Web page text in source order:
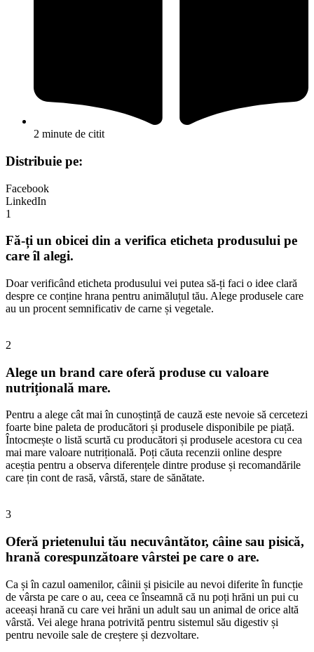
2 minute de citit
Distribuie pe:
Facebook
LinkedIn
1
Fă-ți un obicei din a verifica eticheta produsului pe
care îl alegi.
Doar verificând eticheta produsului vei putea să-ți faci o idee clară
despre ce conține hrana pentru animăluțul tău. Alege produsele care
au un procent semnificativ de carne și vegetale.
2
Alege un brand care oferă produse cu valoare
nutrițională mare.
Pentru a alege cât mai în cunoștință de cauză este nevoie să cercetezi
foarte bine paleta de producători și produsele disponibile pe piață.
Întocmește o listă scurtă cu producători și produsele acestora cu cea
mai mare valoare nutrițională. Poți căuta recenzii online despre
aceștia pentru a observa diferențele dintre produse și recomandările
care țin cont de rasă, vârstă, stare de sănătate.
3
Oferă prietenului tău necuvântător, câine sau pisică,
hrană corespunzătoare vârstei pe care o are.
Ca și în cazul oamenilor, câinii și pisicile au nevoi diferite în funcție
de vârsta pe care o au, ceea ce înseamnă că nu poți hrăni un pui cu
aceeași hrană cu care vei hrăni un adult sau un animal de orice altă
vârstă. Vei alege hrana potrivită pentru sistemul său digestiv și
pentru nevoile sale de creștere și dezvoltare.